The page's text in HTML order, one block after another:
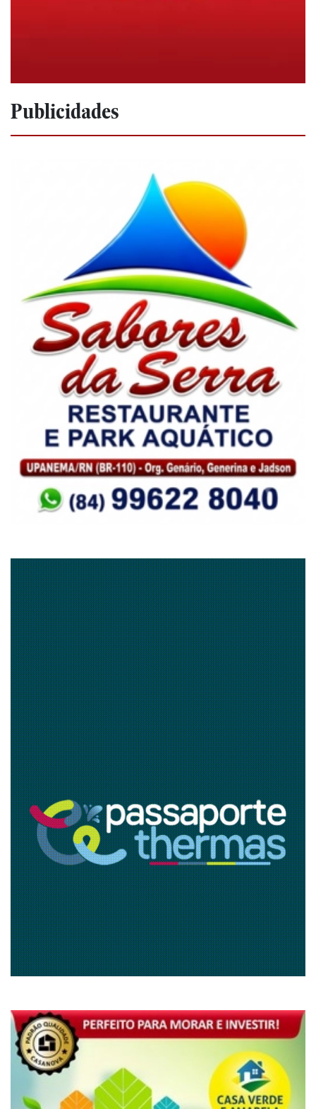
Publicidades